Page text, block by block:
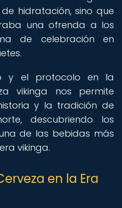
hidratación, sino que
una ofrenda a los
de celebración en
y el protocolo en la
vikinga nos permite
y la tradición de
descubriendo los
de las bebidas más
vikinga.
en la Era